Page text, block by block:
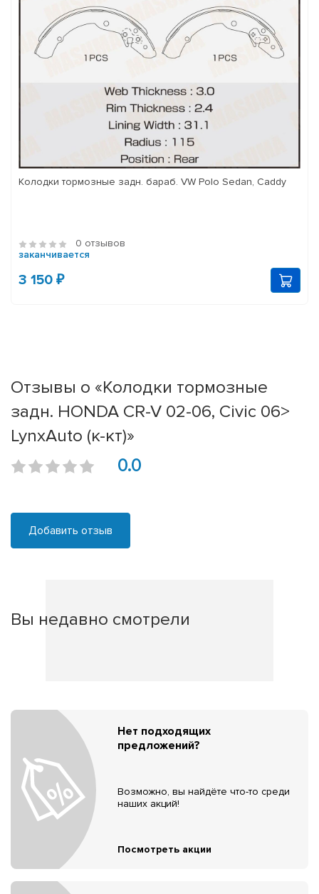
Колодки тормозные задн. бараб. VW Polo Sedan, Caddy
0 отзывов
заканчивается
3 150 ₽
Отзывы о «Колодки тормозные
задн. HONDA CR-V 02-06, Civic 06>
LynxAuto (к-кт)»
0.0
Добавить отзыв
Вы недавно смотрели
Нет подходящих
предложений?
Возможно, вы найдёте что-то среди
наших акций!
Посмотреть акции